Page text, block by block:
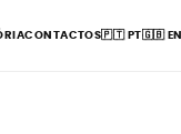
CONTACTOS🇵🇹 PT🇬🇧 EN